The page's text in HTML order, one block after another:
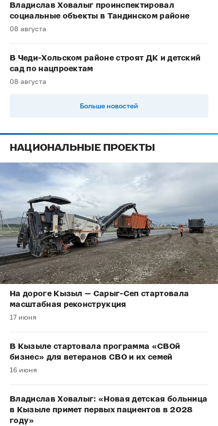
Владислав Ховалыг проинспектировал
социальные объекты в Тандинском районе
08 августа
В Чеди-Хольском районе строят ДК и детский
сад по нацпроектам
08 августа
Больше новостей
НАЦИОНАЛЬНЫЕ ПРОЕКТЫ
На дороге Кызыл — Сарыг-Сеп стартовала
масштабная реконструкция
17 июня
В Кызыле стартовала программа «СВОй
бизнес» для ветеранов СВО и их семей
16 июня
Владислав Ховалыг: «Новая детская больница
в Кызыле примет первых пациентов в 2028
году»